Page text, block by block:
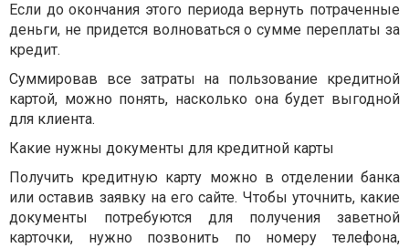
Если до окончания этого периода вернуть потраченные
деньги, не придется волноваться о сумме переплаты за
кредит.
Суммировав все затраты на пользование кредитной
картой, можно понять, насколько она будет выгодной
для клиента.
Какие нужны документы для кредитной карты
Получить кредитную карту можно в отделении банка
или оставив заявку на его сайте. Чтобы уточнить, какие
документы потребуются для получения заветной
карточки, нужно позвонить по номеру телефона,